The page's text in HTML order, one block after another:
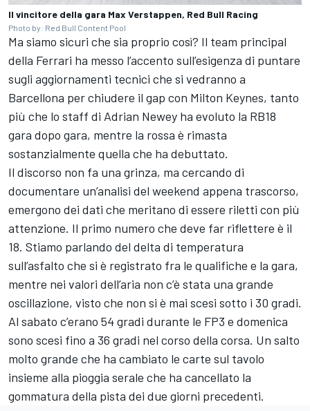
Il vincitore della gara Max Verstappen, Red Bull Racing
Photo by: Red Bull Content Pool
Ma siamo sicuri che sia proprio così? Il team principal
della Ferrari ha messo l’accento sull’esigenza di puntare
sugli aggiornamenti tecnici che si vedranno a
Barcellona per chiudere il gap con Milton Keynes, tanto
più che lo staff di Adrian Newey ha evoluto la RB18
gara dopo gara, mentre la rossa è rimasta
sostanzialmente quella che ha debuttato.
Il discorso non fa una grinza, ma cercando di
documentare un’analisi del weekend appena trascorso,
emergono dei dati che meritano di essere riletti con più
attenzione. Il primo numero che deve far riflettere è il
18. Stiamo parlando del delta di temperatura
sull’asfalto che si è registrato fra le qualifiche e la gara,
mentre nei valori dell’aria non c’è stata una grande
oscillazione, visto che non si è mai scesi sotto i 30 gradi.
Al sabato c’erano 54 gradi durante le FP3 e domenica
sono scesi fino a 36 gradi nel corso della corsa. Un salto
molto grande che ha cambiato le carte sul tavolo
insieme alla pioggia serale che ha cancellato la
gommatura della pista dei due giorni precedenti.